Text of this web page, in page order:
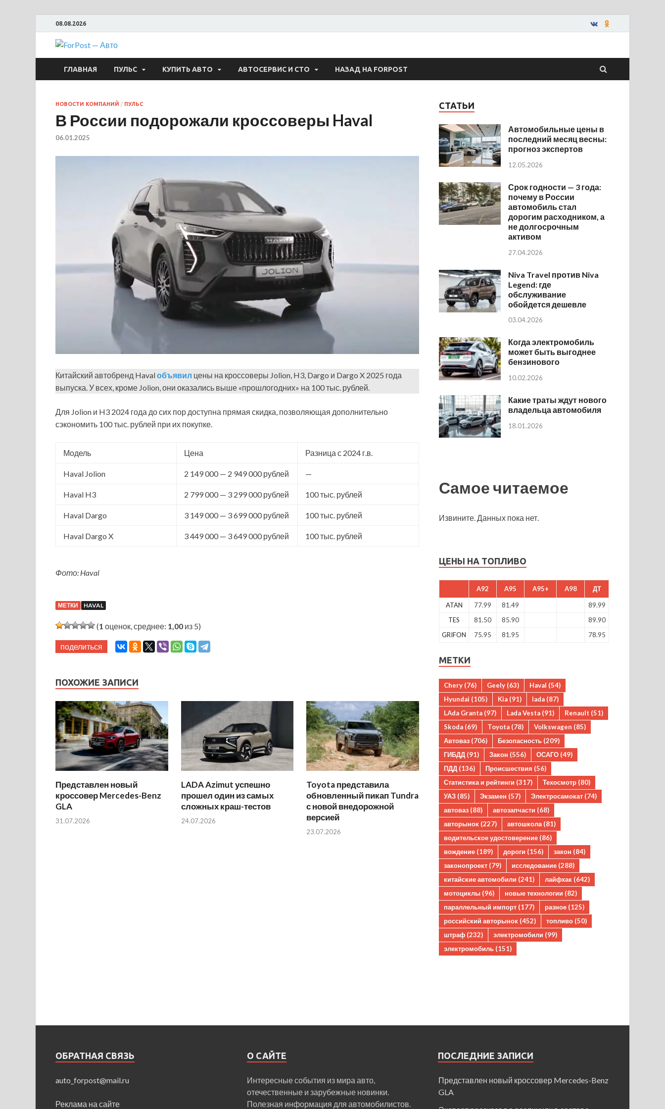
08.08.2026
ForPost — Авто
ГЛАВНАЯ ПУЛЬС КУПИТЬ АВТО АВТОСЕРВИС И СТО НАЗАД НА FORPOST
НОВОСТИ КОМПАНИЙ / ПУЛЬС
В России подорожали кроссоверы Haval
06.01.2025
Китайский автобренд Havalобъявил цены на кроссоверы Jolion, H3, Dargo и Dargo X 2025 года
выпуска. У всех, кроме Jolion, они оказались выше «прошлогодних» на 100 тыс. рублей.
Для Jolion и H3 2024 года до сих пор доступна прямая скидка, позволяющая дополнительно
сэкономить 100 тыс. рублей при их покупке.
Модель Цена Разница с 2024 г.в.
Haval Jolion 2 149 000 — 2 949 000 рублей —
Haval H3 2 799 000 — 3 299 000 рублей 100 тыс. рублей
Haval Dargo 3 149 000 — 3 699 000 рублей 100 тыс. рублей
Haval Dargo X 3 449 000 — 3 649 000 рублей 100 тыс. рублей
Фото: Haval
МЕТКИ HAVAL
(1 оценок, среднее: 1,00 из 5)
поделиться
ПОХОЖИЕ ЗАПИСИ
Представлен новый
кроссовер Mercedes-Benz
GLA
31.07.2026
LADA Azimut успешно
прошел один из самых
сложных краш-тестов
24.07.2026
Toyota представила
обновленный пикап Tundra
с новой внедорожной
версией
23.07.2026
СТАТЬИ
Автомобильные цены в
последний месяц весны:
прогноз экспертов
12.05.2026
Срок годности — 3 года:
почему в России
автомобиль стал
дорогим расходником, а
не долгосрочным
активом
27.04.2026
Niva Travel против Niva
Legend: где
обслуживание
обойдется дешевле
03.04.2026
Когда электромобиль
может быть выгоднее
бензинового
10.02.2026
Какие траты ждут нового
владельца автомобиля
18.01.2026
Самое читаемое
Извините. Данных пока нет.
ЦЕНЫ НА ТОПЛИВО
A92 A95 A95+ A98 ДТ
ATAN 77.99 81.49
89.99
TES
81.50 85.90
89.90
GRIFON
75.95 81.95 78.95
МЕТКИ
Chery (76) Geely (63) Haval (54)
Hyundai (105) Kia (91) lada (87)
LAda Granta (97) Lada Vesta (91) Renault (51)
Skoda (69) Toyota (78) Volkswagen (85)
Автоваз (706) Безопасность (209)
ГИБДД (91) Закон (556) ОСАГО (49)
ПДД (136) Происшествия (56)
Статистика и рейтинги (317) Техосмотр (80)
УАЗ (85) Экзамен (57) Электросамокат (74)
автоваз (88) автозапчасти (68)
авторынок (227) автошкола (81)
водительское удостоверение (86)
вождение (189) дороги (156) закон (84)
законопроект (79) исследование (288)
китайские автомобили (241) лайфхак (642)
мотоциклы (96) новые технологии (82)
параллельный импорт (177) разное (125)
российский авторынок (452) топливо (50)
штраф (232) электромобили (99)
электромобиль (151)
ОБРАТНАЯ СВЯЗЬ
auto_forpost@mail.ru
Реклама на сайте
О САЙТЕ
Интересные события из мира авто,
отечественные и зарубежные новинки.
Полезная информация для автомобилистов.
ПОСЛЕДНИЕ ЗАПИСИ
Представлен новый кроссовер Mercedes-Benz
GLA